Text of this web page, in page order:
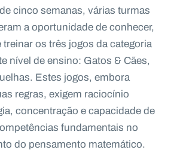
cinco semanas, várias turmas
a oportunidade de conhecer,
os três jogos da categoria
nível de ensino: Gatos & Cães,
Estes jogos, embora
regras, exigem raciocínio
concentração e capacidade de
fundamentais no
do pensamento matemático.